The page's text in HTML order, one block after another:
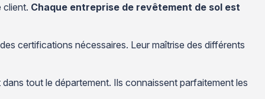
client. Chaque entreprise de revêtement de sol est
certifications nécessaires. Leur maîtrise des différents
tout le département. Ils connaissent parfaitement les